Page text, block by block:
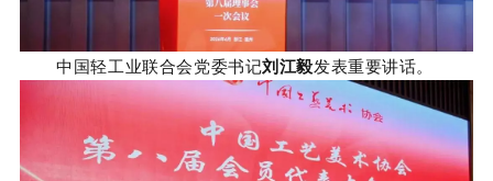
中国轻工业联合会党委书记刘江毅发表重要讲话。